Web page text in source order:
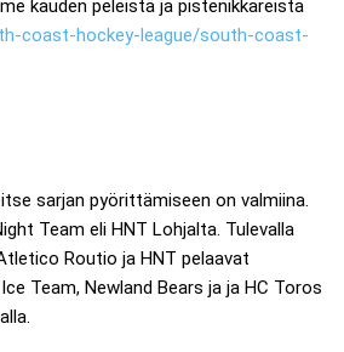
kauden peleistä ja pistenikkareista
coast-hockey-league/south-coast-
sarjan pyörittämiseen on valmiina.
Team eli HNT Lohjalta. Tulevalla
Routio ja HNT pelaavat
Team, Newland Bears ja ja HC Toros